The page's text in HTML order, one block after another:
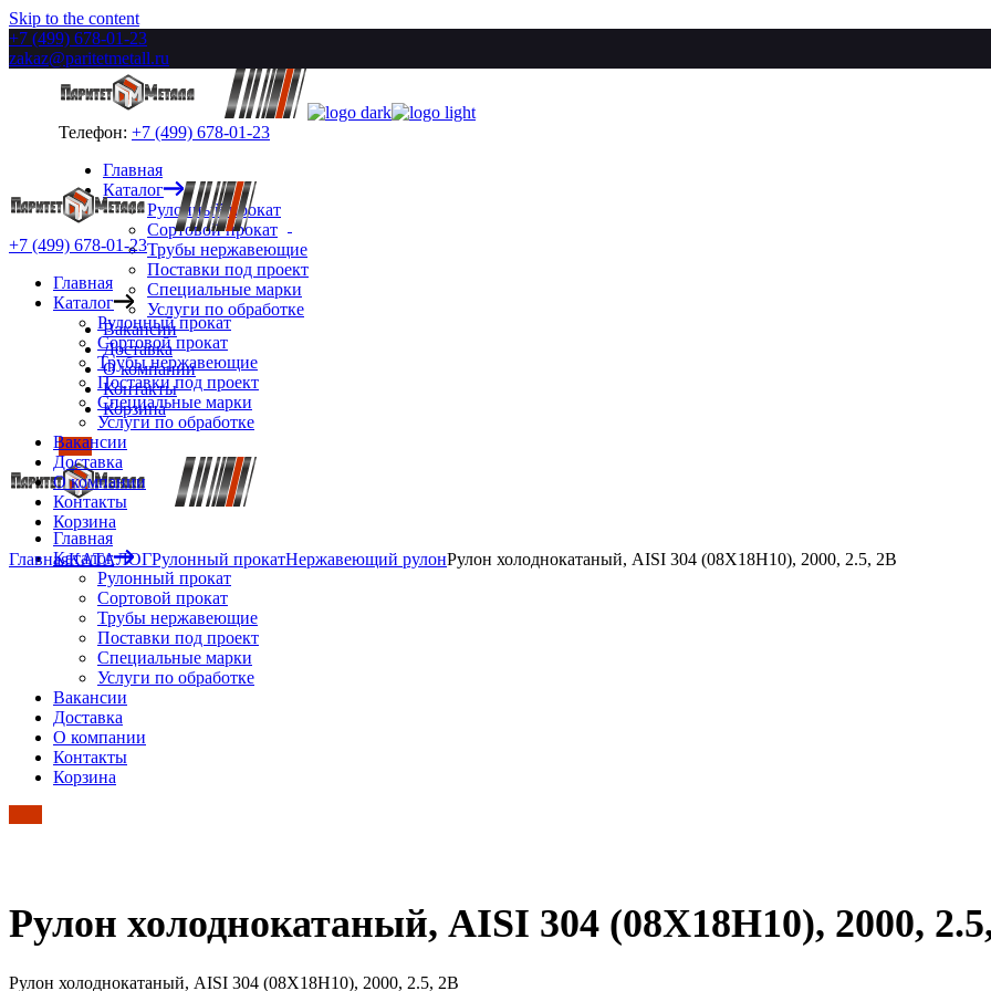
Skip to the content
+7 (499) 678-01-23
zakaz@paritetmetall.ru
Телефон: +7 (499) 678-01-23
Главная
Каталог
Рулонный прокат
Сортовой прокат
Трубы нержавеющие
Поставки под проект
Специальные марки
Услуги по обработке
Вакансии
Доставка
О компании
Контакты
Корзина
Главная
Каталог
Рулонный прокат
Сортовой прокат
Трубы нержавеющие
Поставки под проект
Специальные марки
Услуги по обработке
Вакансии
Доставка
О компании
Контакты
Корзина
+7 (499) 678-01-23
Главная
Каталог
Рулонный прокат
Сортовой прокат
Трубы нержавеющие
Поставки под проект
Специальные марки
Услуги по обработке
Вакансии
Доставка
О компании
Контакты
Корзина
ГлавнаяКАТАЛОГРулонный прокатНержавеющий рулонРулон холоднокатаный, AISI 304 (08Х18Н10), 2000, 2.5, 2B
Рулон холоднокатаный, AISI 304 (08Х18Н10), 2000,
Рулон холоднокатаный, AISI 304 (08Х18Н10), 2000, 2.5, 2B